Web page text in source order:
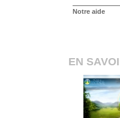
Notre aide
EN